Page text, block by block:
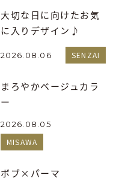
大切な日に向けたお気
に入りデザイン♪
2026.08.06 SENZAI
まろやかベージュカラ
ー
2026.08.05
MISAWA
ボブ×パーマ